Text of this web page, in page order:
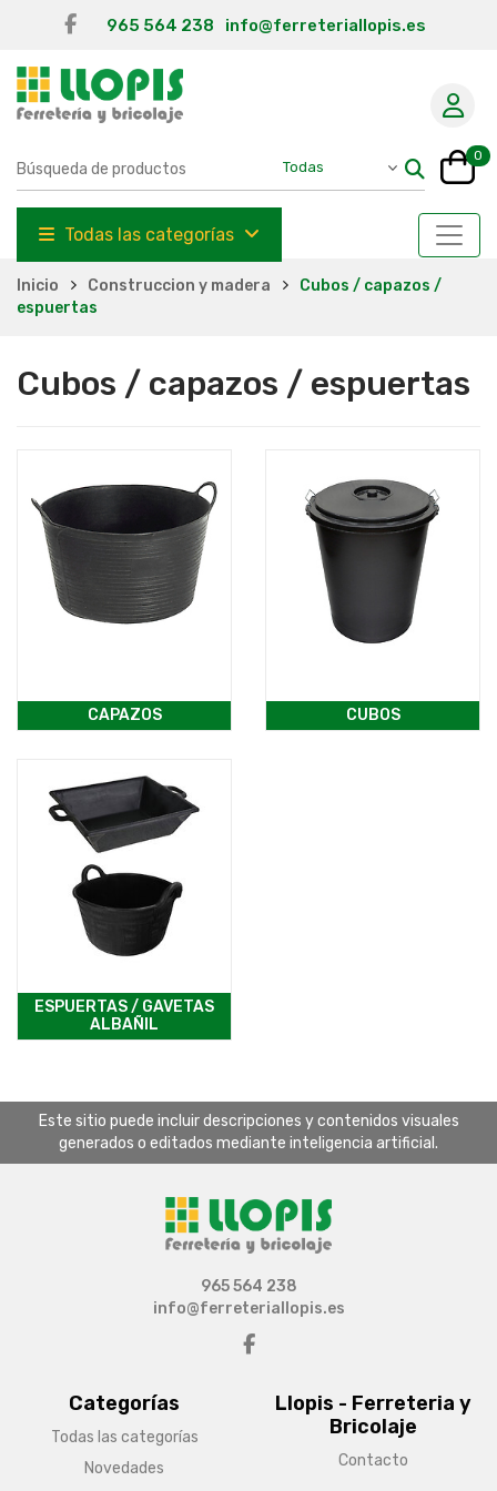
965 564 238 info@ferreteriallopis.es
0
Todas las categorías
Inicio Construccion y madera
Cubos / capazos /
espuertas
Cubos / capazos / espuertas
CAPAZOS CUBOS
ESPUERTAS / GAVETAS
ALBAÑIL
Este sitio puede incluir descripciones y contenidos visuales
generados o editados mediante inteligencia artificial.
Categorías
Todas las categorías
Novedades
Llopis - Ferreteria y
Bricolaje
Contacto
965 564 238
info@ferreteriallopis.es